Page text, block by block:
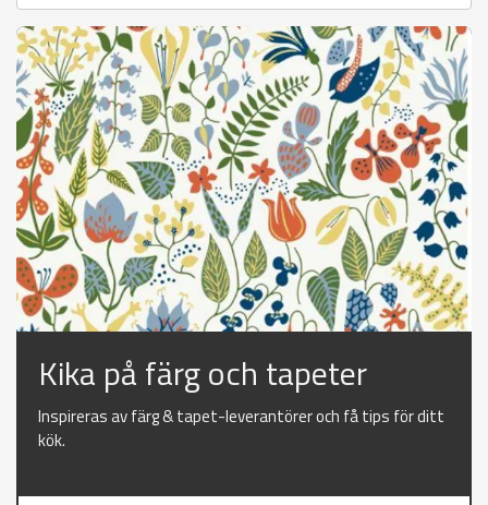
Kika på färg och tapeter
Inspireras av färg & tapet-leverantörer och få tips för ditt
kök.